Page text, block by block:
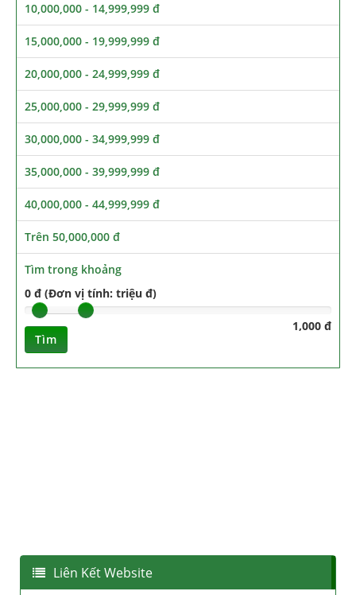
10,000,000 - 14,999,999 đ
15,000,000 - 19,999,999 đ
20,000,000 - 24,999,999 đ
25,000,000 - 29,999,999 đ
30,000,000 - 34,999,999 đ
35,000,000 - 39,999,999 đ
40,000,000 - 44,999,999 đ
Trên 50,000,000 đ
Tìm trong khoảng
0 đ (Đơn vị tính: triệu đ)
1,000 đ
Tìm
Liên Kết Website